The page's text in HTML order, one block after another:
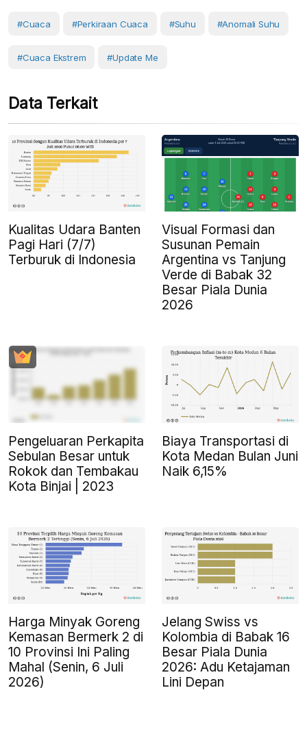
#cuaca #perkiraan Cuaca #Suhu #anomali Suhu
#Cuaca Ekstrem #Update Me
Data Terkait
Kualitas Udara Banten
Pagi Hari (7/7)
Terburuk di Indonesia
Visual Formasi dan
Susunan Pemain
Argentina vs Tanjung
Verde di Babak 32
Besar Piala Dunia
2026
Pengeluaran Perkapita
Sebulan Besar untuk
Rokok dan Tembakau
Kota Binjai | 2023
Biaya Transportasi di
Kota Medan Bulan Juni
Naik 6,15%
Harga Minyak Goreng
Kemasan Bermerk 2 di
10 Provinsi Ini Paling
Mahal (Senin, 6 Juli
2026)
Jelang Swiss vs
Kolombia di Babak 16
Besar Piala Dunia
2026: Adu Ketajaman
Lini Depan